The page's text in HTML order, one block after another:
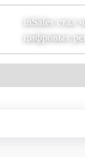
inSales стал
цифровых